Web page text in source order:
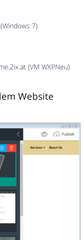
7)
(VM WXPNeu)
Website